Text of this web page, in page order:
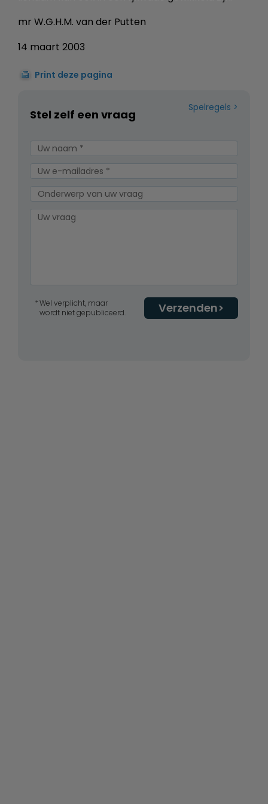
mr W.G.H.M. van der Putten
14 maart 2003
Print deze pagina
Spelregels
Stel zelf een vraag
Verzenden
Wel verplicht, maar
wordt niet gepubliceerd.